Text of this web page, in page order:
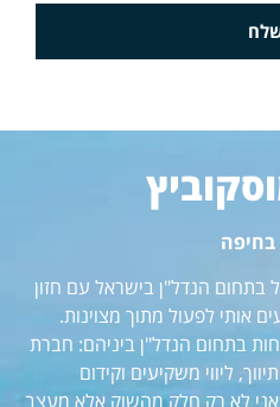
בחיפה
מוביל בתחום הנדל"ן בישראל עם חזון
אותי לפעול מתוך מצוינות.
בתחום הנדל"ן ביניהם: חברת
ליווי משקיעים וקידום
אני לא רק חלק מהשוק אלא מעצב